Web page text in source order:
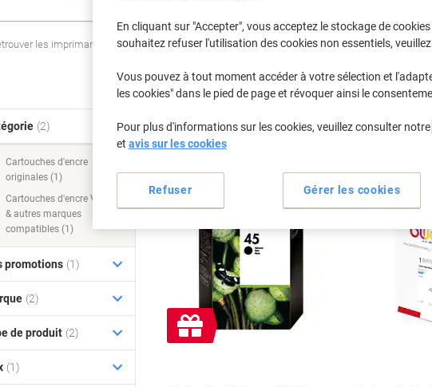
les imprimantes listées et/ou les cartouches précédemment achetéesSe connecter
HP Deskjet 970 CXI
Trier par :
Cadeau
gratuit
(2)
Cartouches d'encre
originales (1)
Cartouches d'encre Viking
& autres marques
compatibles (1)
promotions (1)
(2)
de produit (2)
(1)
En cliquant sur "Accepter", vous acceptez le stockage de
souhaitez refuser l'utilisation des cookies non essentiels,
Vous pouvez à tout moment accéder à votre sélection et
les cookies" dans le pied de page et révoquer ainsi le
Pour plus d'informations sur les cookies, veuillez consulter notre
et avis sur les cookies
Gérer les cookies
Refuser